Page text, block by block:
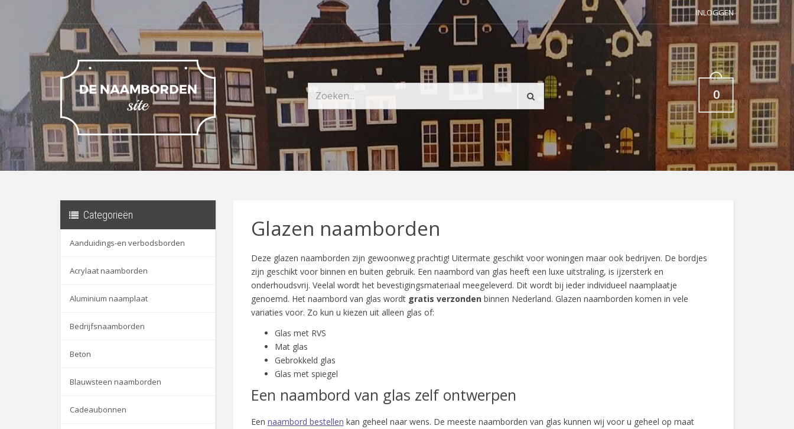
INLOGGEN
0
Categorieën
Aanduidings-en verbodsborden
Acrylaat naamborden
Aluminium naamplaat
Bedrijfsnaamborden
Beton
Blauwsteen naamborden
Cadeaubonnen
Glazen naamborden
Deze glazen naamborden zijn gewoonweg prachtig! Uitermate geschikt voor woningen maar ook bedrijven. De bordjes
zijn geschikt voor binnen en buiten gebruik. Een naambord van glas heeft een luxe uitstraling, is ijzersterk en
onderhoudsvrij. Veelal wordt het bevestigingsmateriaal meegeleverd. Dit wordt bij ieder individueel naamplaatje
genoemd. Het naambord van glas wordt gratis verzondenbinnen Nederland. Glazen naamborden komen in vele
variaties voor. Zo kun u kiezen uit alleen glas of:
Glas met RVS
Mat glas
Gebrokkeld glas
Glas met spiegel
Een naambord van glas zelf ontwerpen
Een naambord bestellen kan geheel naar wens. De meeste naamborden van glas kunnen wij voor u geheel op maat